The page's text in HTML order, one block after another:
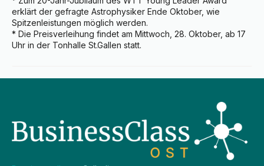
erklärt der gefragte Astrophysiker Ende Oktober, wie
Spitzenleistungen möglich werden.
* Die Preisverleihung findet am Mittwoch, 28. Oktober, ab 17
Uhr in der Tonhalle St.Gallen statt.